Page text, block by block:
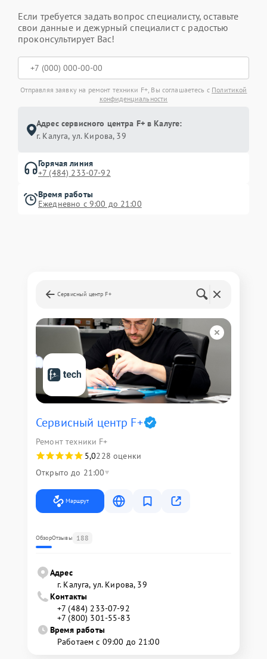
Если требуется задать вопрос специалисту, оставьте
свои данные и дежурный специалист с радостью
проконсультирует Вас!
Отправляя заявку на ремонт техники F+, Вы соглашаетесь с Политикой
конфиденциальности
Адрес сервисного центра F+ в Калуге:
г. Калуга, ул. Кирова, 39
Горячая линия
+7 (484) 233-07-92
Время работы
Ежедневно с 9:00 до 21:00
Сервисный центр F+
Сервисный центр F+
Ремонт техники F+
5,0228 оценки
Открыто до 21:00
Маршрут
ОбзорОтзывы 188
Адрес
г. Калуга, ул. Кирова, 39
Контакты
+7 (484) 233-07-92
+7 (800) 301-55-83
Время работы
Работаем с 09:00 до 21:00